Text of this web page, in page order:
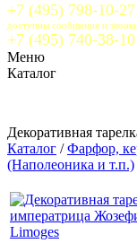
+7 (495) 798-10-27
доступны сообщения и
+7 (495) 740-38-10
Меню
Каталог
Декоративная
Каталог /Фарфор,
(Наполеоника и т.п.)